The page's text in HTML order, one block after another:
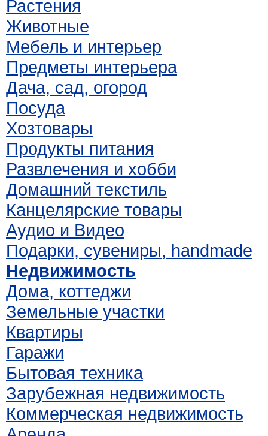
Растения
Животные
Мебель и интерьер
Предметы интерьера
Дача, сад, огород
Посуда
Хозтовары
Продукты питания
Развлечения и хобби
Домашний текстиль
Канцелярские товары
Аудио и Видео
Подарки, сувениры, handmade
Недвижимость
Дома, коттеджи
Земельные участки
Квартиры
Гаражи
Бытовая техника
Зарубежная недвижимость
Коммерческая недвижимость